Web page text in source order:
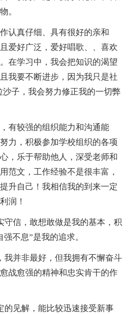
。
真仔细、具有很好的亲和
爱好广泛，爱好唱歌、、喜欢
在学习中，我会把知识的渴望
我要不断进步，因为我只是社
子，我会努力修正我的一切弊
较强的组织能力和沟通能
力，积极参加学校组织的各项
，乐于帮助他人，深受老师和
范文，工作经验不是很丰富，
升自己！我相信我的到来一定
润！
信，敢想敢做是我的基本，积
不息”是我的追求。
并非最好，但我拥有不懈奋斗
战愈强的精神和忠实肯干的作
见解，能比较迅速接受新事